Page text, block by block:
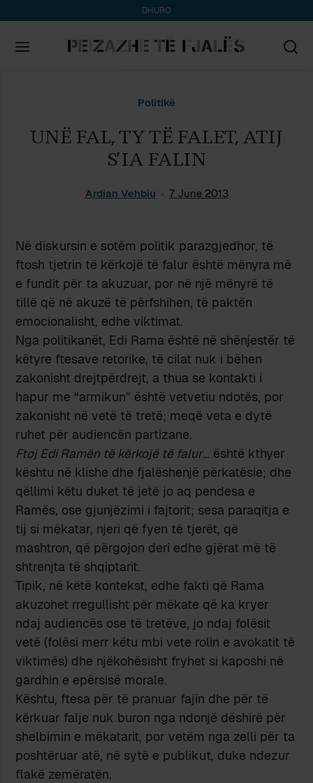
DHURO
Politikë
UNË FAL, TY TË FALET, ATIJ
S’IA FALIN
Ardian Vehbiu 7 June 2013
Në diskursin e sotëm politik parazgjedhor, të
ftosh tjetrin të kërkojë të falur është mënyra më
e fundit për ta akuzuar, por në një mënyrë të
tillë që në akuzë të përfshihen, të paktën
emocionalisht, edhe viktimat.
Nga politikanët, Edi Rama është në shënjestër të
këtyre ftesave retorike, të cilat nuk i bëhen
zakonisht drejtpërdrejt, a thua se kontakti i
hapur me “armikun” është vetvetiu ndotës, por
zakonisht në vetë të tretë; meqë veta e dytë
ruhet për audiencën partizane.
Ftoj Edi Ramën të kërkojë të falur… është kthyer
kështu në klishe dhe fjalëshenjë përkatësie; dhe
qëllimi këtu duket të jetë jo aq pendesa e
Ramës, ose gjunjëzimi i fajtorit; sesa paraqitja e
tij si mëkatar, njeri që fyen të tjerët, që
mashtron, që përgojon deri edhe gjërat më të
shtrenjta të shqiptarit.
Tipik, në këtë kontekst, edhe fakti që Rama
akuzohet rregullisht për mëkate që ka kryer
ndaj audiencës ose të tretëve, jo ndaj folësit
vetë (folësi merr këtu mbi vete rolin e avokatit të
viktimës) dhe njëkohësisht fryhet si kaposhi në
gardhin e epërsisë morale.
Kështu, ftesa për të pranuar fajin dhe për të
kërkuar falje nuk buron nga ndonjë dëshirë për
shelbimin e mëkatarit, por vetëm nga zelli për ta
poshtëruar atë, në sytë e publikut, duke ndezur
flakë zemëratën.